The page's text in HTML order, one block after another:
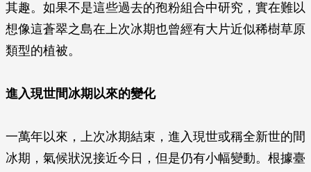
其趣。如果不是這些過去的孢粉組合中研究，實在難以
想像這蒼翠之島在上次冰期也曾經有大片近似稀樹草原
類型的植被。
進入現世間冰期以來的變化
一萬年以來，上次冰期結束，進入現世或稱全新世的間
冰期，氣候狀況接近今日，但是仍有小幅變動。根據臺